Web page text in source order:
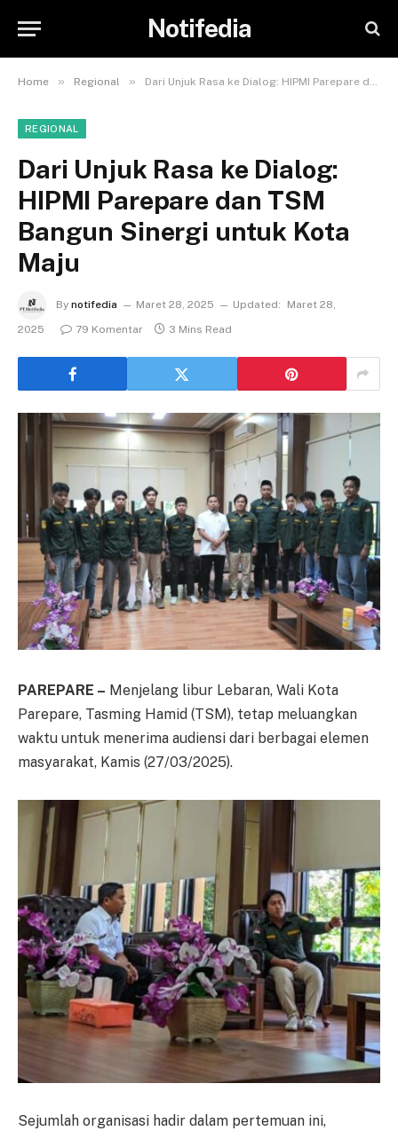
Notifedia
Home » Regional » Dari Unjuk Rasa ke Dialog: HIPMI Parepare dan TSM Bangun Sinergi untuk Kota Maju
REGIONAL
Dari Unjuk Rasa ke Dialog:
HIPMI Parepare dan TSM
Bangun Sinergi untuk Kota
Maju
By notifedia Maret 28, 2025 Updated:
Maret 28,
2025
79 Komentar 3 Mins Read
PAREPARE – Menjelang libur Lebaran, Wali Kota
Parepare, Tasming Hamid (TSM), tetap meluangkan
waktu untuk menerima audiensi dari berbagai elemen
masyarakat, Kamis (27/03/2025).
Sejumlah organisasi hadir dalam pertemuan ini,